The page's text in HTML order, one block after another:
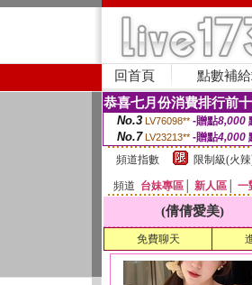
回首頁 點數補
恭喜七月份消費排行前
No.3 LV76098** -贈點8,000
No.7 LV23213** -贈點4,000
頻道指數
限制級(火
頻道 台妹專區 新人區 一
(倩倩愛美)
免費聊天